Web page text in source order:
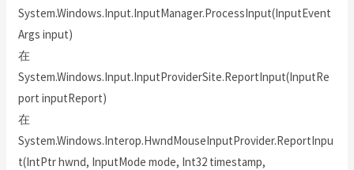
System.Windows.Input.InputManager.ProcessInput(InputEvent
Args input)
在
System.Windows.Input.InputProviderSite.ReportInput(InputRe
port inputReport)
在
System.Windows.Interop.HwndMouseInputProvider.ReportInpu
t(IntPtr hwnd, InputMode mode, Int32 timestamp,